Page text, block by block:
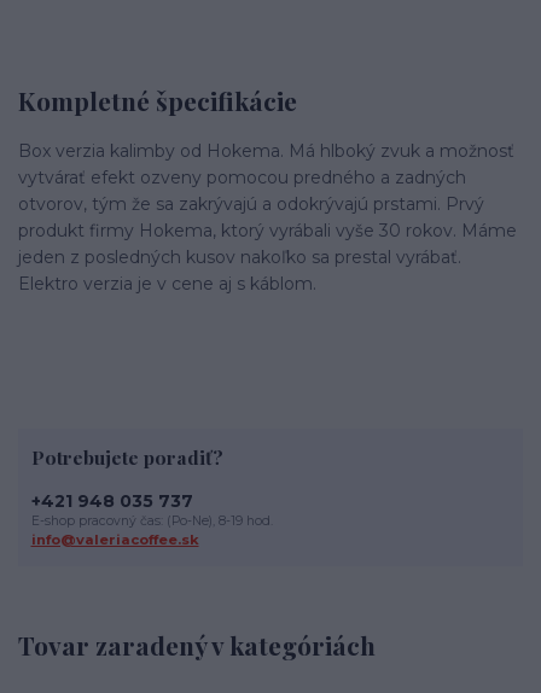
Kompletné špecifikácie
Box verzia kalimby od Hokema. Má hlboký zvuk a možnosť
vytvárať efekt ozveny pomocou predného a zadných
otvorov, tým že sa zakrývajú a odokrývajú prstami. Prvý
produkt firmy Hokema, ktorý vyrábali vyše 30 rokov. Máme
jeden z posledných kusov nakoľko sa prestal vyrábať.
Elektro verzia je v cene aj s káblom.
Tovar zaradený v kategóriách
Potrebujete poradiť?
+421 948 035 737
E-shop pracovný čas: (Po-Ne), 8-19 hod.
info@valeriacoffee.sk